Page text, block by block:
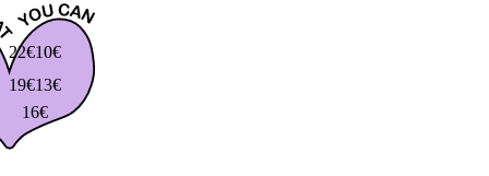
22€
19€
16€
13€
10€